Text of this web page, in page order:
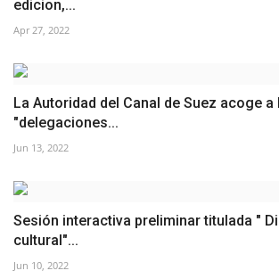
edicion,...
Apr 27, 2022
La Autoridad del Canal de Suez acoge a
"delegaciones...
Jun 13, 2022
Sesión interactiva preliminar titulada "
cultural"...
Jun 10, 2022